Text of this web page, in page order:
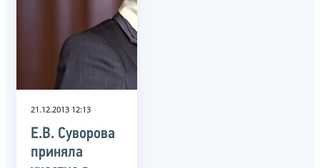
21.12.2013 12:13
Е.В. Суворова
приняла